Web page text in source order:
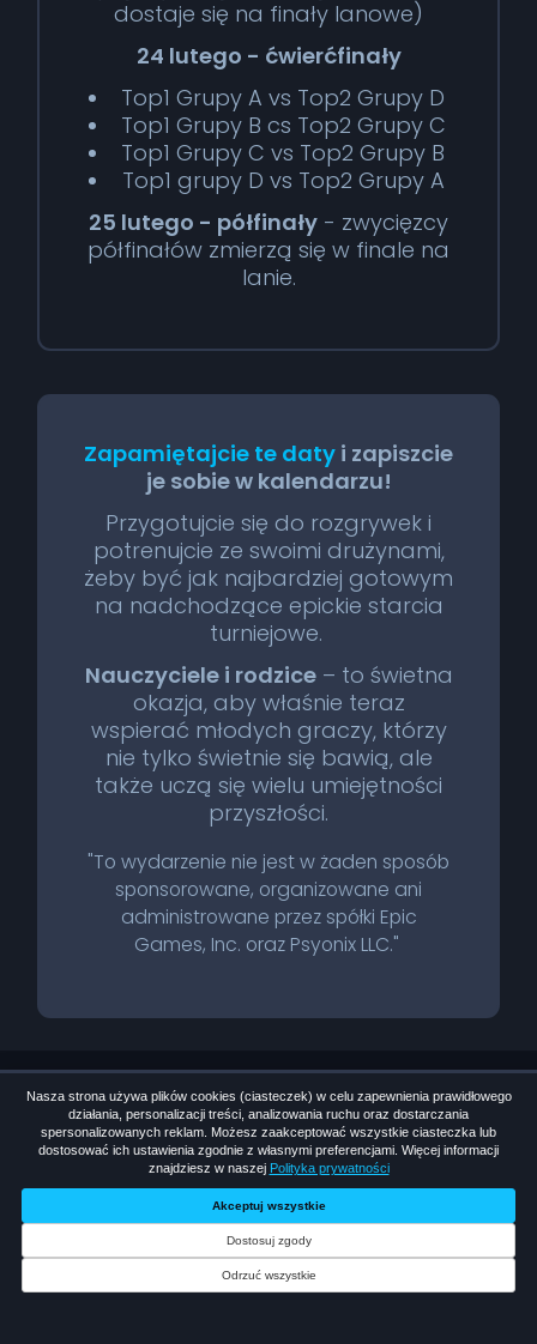
dostaje się na finały lanowe)
24 lutego - ćwierćfinały
Top1 Grupy A vs Top2 Grupy D
Top1 Grupy B cs Top2 Grupy C
Top1 Grupy C vs Top2 Grupy B
Top1 grupy D vs Top2 Grupy A
25 lutego - półfinały - zwycięzcy
półfinałów zmierzą się w finale na
lanie.
Zapamiętajcie te daty i zapiszcie
je sobie w kalendarzu!
Przygotujcie się do rozgrywek i
potrenujcie ze swoimi drużynami,
żeby być jak najbardziej gotowym
na nadchodzące epickie starcia
turniejowe.
Nauczyciele i rodzice– to świetna
okazja, aby właśnie teraz
wspierać młodych graczy, którzy
nie tylko świetnie się bawią, ale
także uczą się wielu umiejętności
przyszłości.
"To wydarzenie nie jest w żaden sposób
sponsorowane, organizowane ani
administrowane przez spółki Epic
Games, Inc. oraz Psyonix LLC."
Regulamin rozgrywek
Regulamin serwisu
Regulamin eventu
Polityka prywatności
Nasza strona używa plików cookies (ciasteczek) w celu zapewnienia prawidłowego
działania, personalizacji treści, analizowania ruchu oraz dostarczania
spersonalizowanych reklam. Możesz zaakceptować wszystkie ciasteczka lub
dostosować ich ustawienia zgodnie z własnymi preferencjami. Więcej informacji
znajdziesz w naszej Polityka prywatności
Akceptuj wszystkie
Dostosuj zgody
Odrzuć wszystkie